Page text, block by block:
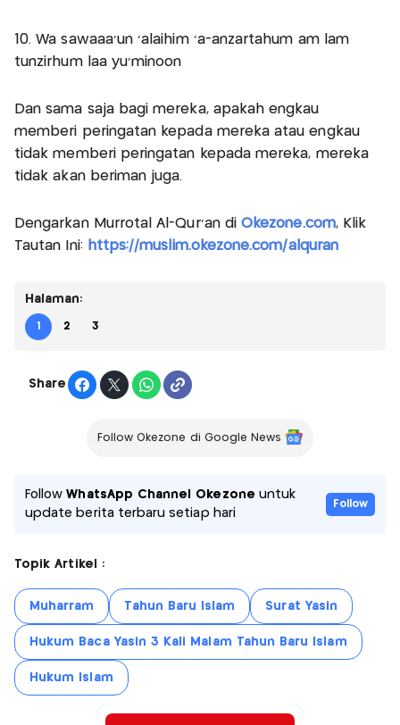
10. Wa sawaaa'un 'alaihim 'a-anzartahum am lam
tunzirhum laa yu'minoon
Dan sama saja bagi mereka, apakah engkau
memberi peringatan kepada mereka atau engkau
tidak memberi peringatan kepada mereka, mereka
tidak akan beriman juga.
Dengarkan Murrotal Al-Qur'an diOkezone.com, Klik
Tautan Ini: https://muslim.okezone.com/alquran
Halaman:
1 2 3
Share
Follow Okezone di Google News
FollowWhatsApp Channel Okezone untuk
update berita terbaru setiap hari
Follow
Topik Artikel :
Muharram Tahun Baru Islam Surat Yasin
Hukum Baca Yasin 3 Kali Malam Tahun Baru Islam
Hukum Islam